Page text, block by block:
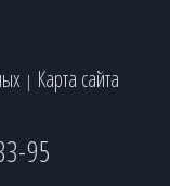
| Карта сайта
95